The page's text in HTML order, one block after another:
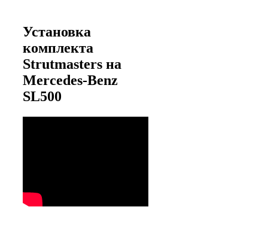
Установка
комплекта
Strutmasters на
Mercedes-Benz
SL500